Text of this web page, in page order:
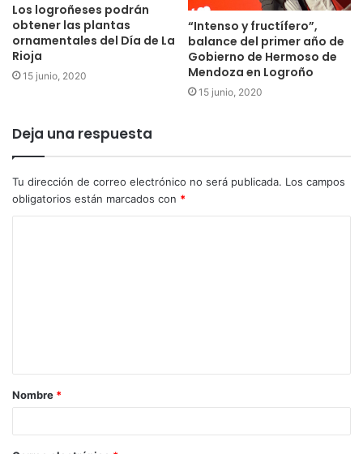
Los logroñeses podrán
obtener las plantas
ornamentales del Día de La
Rioja
15 junio, 2020
“Intenso y fructífero”,
balance del primer año de
Gobierno de Hermoso de
Mendoza en Logroño
15 junio, 2020
Deja una respuesta
Tu dirección de correo electrónico no será publicada. Los campos
obligatorios están marcados con *
Nombre *